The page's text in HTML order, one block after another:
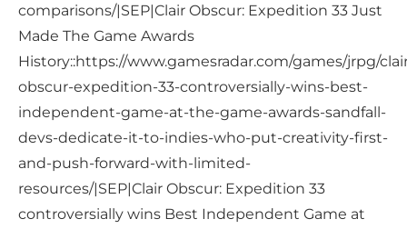
comparisons/|SEP|Clair Obscur: Expedition 33 Just
Made The Game Awards
History::https://www.gamesradar.com/games/jrpg/
obscur-expedition-33-controversially-wins-best-
independent-game-at-the-game-awards-sandfall-
devs-dedicate-it-to-indies-who-put-creativity-first-
and-push-forward-with-limited-
resources/|SEP|Clair Obscur: Expedition 33
controversially wins Best Independent Game at